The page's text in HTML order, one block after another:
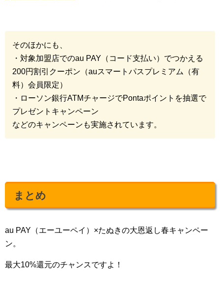
そのほかにも、
・対象加盟店でのau PAY（コード支払い）でつかえる
200円割引クーポン（auスマートパスプレミアム（有
料）会員限定）
・ローソン銀行ATMチャージでPontaポイントを抽選で
プレゼントキャンペーン
などのキャンペーンも実施されています。
まとめ
au PAY（エーユーペイ）×たぬきの大恩返し春キャンペー
ン。
最大10%還元のチャンスですよ！